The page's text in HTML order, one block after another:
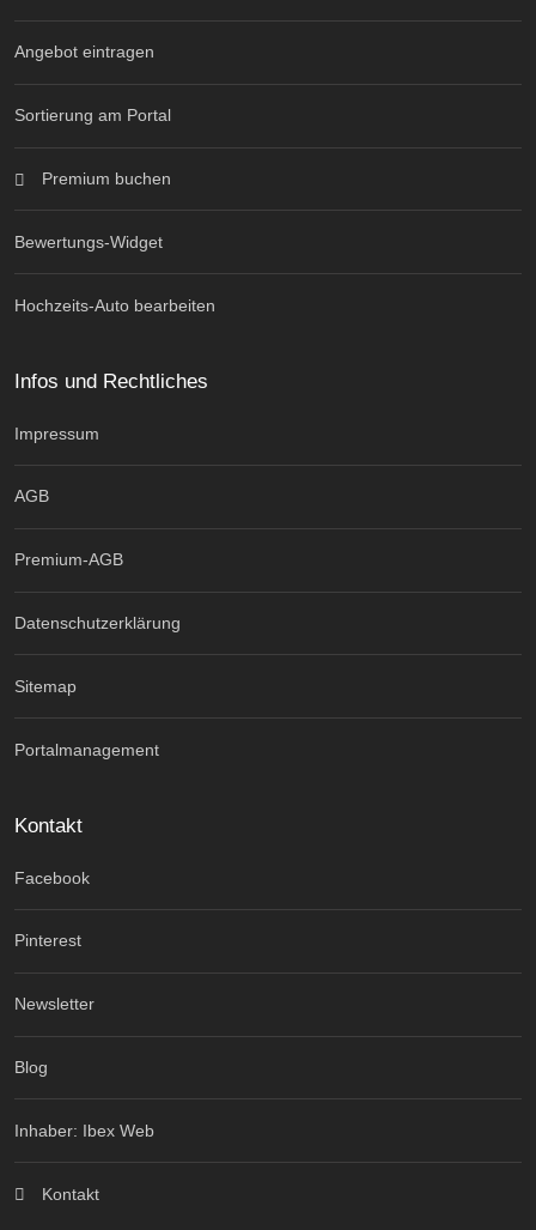
Angebot eintragen
Sortierung am Portal
Premium buchen
Bewertungs-Widget
Hochzeits-Auto bearbeiten
Infos und Rechtliches
Impressum
AGB
Premium-AGB
Datenschutzerklärung
Sitemap
Portalmanagement
Kontakt
Facebook
Pinterest
Newsletter
Blog
Inhaber: Ibex Web
Kontakt